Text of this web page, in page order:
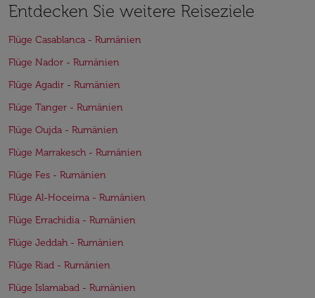
Entdecken Sie weitere Reiseziele
Flüge Casablanca - Rumänien
Flüge Nador - Rumänien
Flüge Agadir - Rumänien
Flüge Tanger - Rumänien
Flüge Oujda - Rumänien
Flüge Marrakesch - Rumänien
Flüge Fes - Rumänien
Flüge Al-Hoceima - Rumänien
Flüge Errachidia - Rumänien
Flüge Jeddah - Rumänien
Flüge Riad - Rumänien
Flüge Islamabad - Rumänien